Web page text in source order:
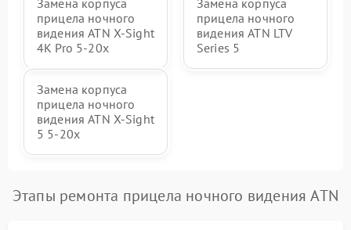
Замена корпуса
прицела ночного
видения ATN X-Sight
4K Pro 5-20x
Замена корпуса
прицела ночного
видения ATN LTV
Series 5
Замена корпуса
прицела ночного
видения ATN X-Sight
5 5-20x
Этапы ремонта прицела ночного видения ATN